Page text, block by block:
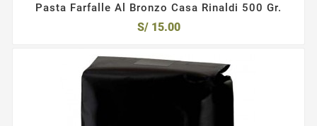
Pasta Farfalle Al Bronzo Casa Rinaldi 500 Gr.
S/ 15.00